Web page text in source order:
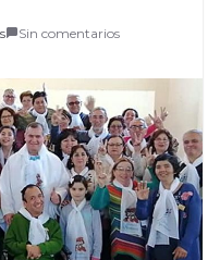
Sin comentarios